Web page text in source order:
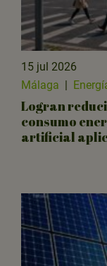
15 jul 2026
Málaga |
Logran
consumo
artificial